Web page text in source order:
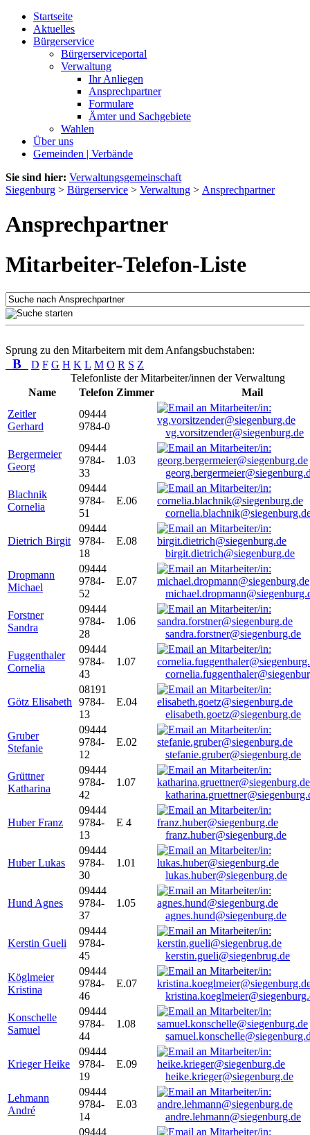
Startseite
Aktuelles
Bürgerservice
Bürgerserviceportal
Verwaltung
Ihr Anliegen
Ansprechpartner
Formulare
Ämter und Sachgebiete
Wahlen
Über uns
Gemeinden | Verbände
Sie sind hier: Verwaltungsgemeinschaft
Siegenburg > Bürgerservice > Verwaltung > Ansprechpartner
Ansprechpartner
Mitarbeiter-Telefon-Liste
Sprung zu den Mitarbeitern mit dem Anfangsbuchstaben:
B D F G H K L M O R S Z
Telefonliste der Mitarbeiter/innen der Verwaltung
Name
Telefon Zimmer
Mail
Zeitler
Gerhard
09444
9784-0
vg.vorsitzender@siegenburg.de
Bergermeier
Georg
09444
9784-
33
1.03
Blachnik
Cornelia
09444
9784-
51
E.06
Dietrich Birgit
09444
9784-
18
E.08
birgit.dietrich@siegenburg.de
Dropmann
Michael
09444
9784-
52
E.07
Forstner
Sandra
09444
9784-
28
1.06
sandra.forstner@siegenburg.de
Fuggenthaler
Cornelia
09444
9784-
43
1.07
Götz Elisabeth
08191
9784-
13
E.04
elisabeth.goetz@siegenburg.de
Gruber
Stefanie
09444
9784-
12
E.02
stefanie.gruber@siegenburg.de
Grüttner
Katharina
09444
9784-
42
1.07
Huber Franz
09444
9784-
13
E 4
franz.huber@siegenburg.de
Huber Lukas
09444
9784-
30
1.01
lukas.huber@siegenburg.de
Hund Agnes
09444
9784-
37
1.05
agnes.hund@siegenburg.de
Kerstin Gueli
09444
9784-
45
kerstin.gueli@siegenbrug.de
Köglmeier
Kristina
09444
9784-
46
E.07
Konschelle
Samuel
09444
9784-
44
1.08
Krieger Heike
09444
9784-
19
E.09
heike.krieger@siegenburg.de
Lehmann
André
09444
9784-
14
E.03
andre.lehmann@siegenburg.de
09444